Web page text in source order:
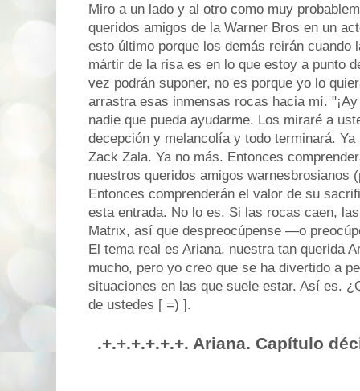
Miro a un lado y al otro como muy
queridos amigos de la Warner Bros en un
esto último porque los demás reirán cuando
mártir de la risa es en lo que estoy a punto
vez podrán suponer, no es porque yo lo
arrastra esas inmensas rocas hacia mí.
nadie que pueda ayudarme. Los miraré a
decepción y melancolía y todo terminará.
Zack Zala. Ya no más. Entonces
nuestros queridos amigos warnesbrosianos
Entonces comprenderán el valor de su
esta entrada. No lo es. Si las rocas caen,
Matrix, así que despreocúpense —o
El tema real es Ariana, nuestra tan querida
mucho, pero yo creo que se ha divertido a
situaciones en las que suele estar. Así es.
de ustedes [ =) ].
.+.+.+.+.+.+. Ariana. Capítulo